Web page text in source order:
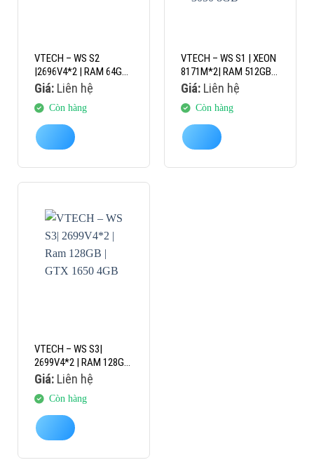
VTECH – WS S2
|2696V4*2 | RAM 64GB |
GTX 1650 4GB
Giá:Liên hệ
Còn hàng
VTECH – WS S1 | XEON
8171M*2| RAM 512GB|
RTX 3050 8GB
Giá:Liên hệ
Còn hàng
VTECH – WS S3|
2699V4*2 | RAM 128GB
| GTX 1650 4GB
Giá:Liên hệ
Còn hàng